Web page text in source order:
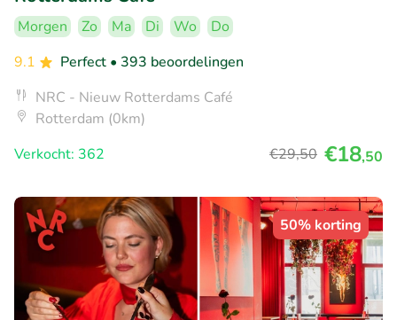
Morgen Zo Ma Di Wo
Do
9.1
Perfect • 393 beoordelingen
NRC - Nieuw Rotterdams Café
Rotterdam (0km)
Verkocht: 362
€29,50 €18,50
50% korting